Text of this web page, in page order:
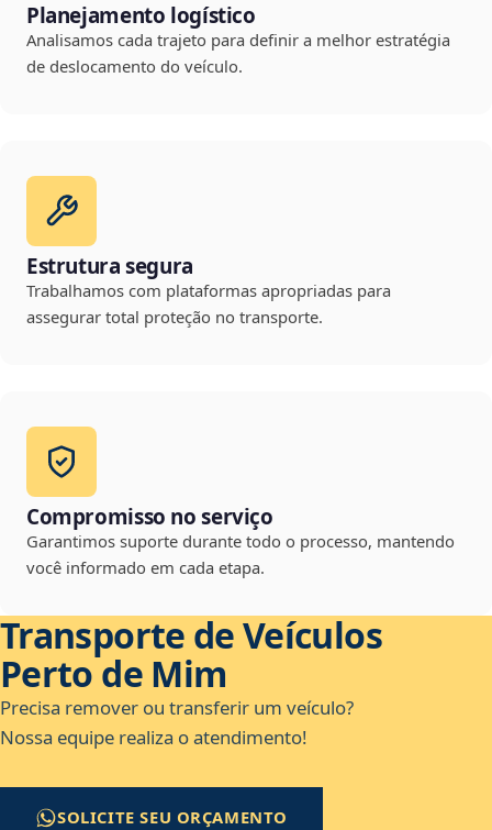
Planejamento logístico
Analisamos cada trajeto para definir a melhor estratégia
de deslocamento do veículo.
Estrutura segura
Trabalhamos com plataformas apropriadas para
assegurar total proteção no transporte.
Compromisso no serviço
Garantimos suporte durante todo o processo, mantendo
você informado em cada etapa.
Transporte de Veículos
Perto de Mim
Precisa remover ou transferir um veículo?
Nossa equipe realiza o atendimento!
SOLICITE SEU ORÇAMENTO